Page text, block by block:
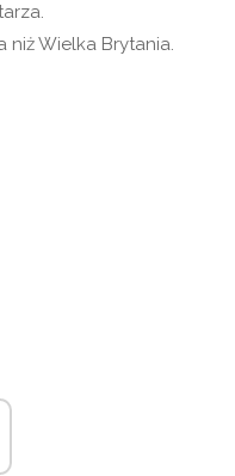
niż Wielka Brytania.